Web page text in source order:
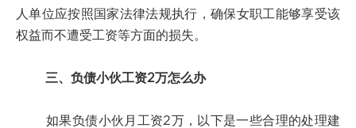
人单位应按照国家法律法规执行，确保女职工能够享受该
权益而不遭受工资等方面的损失。
三、负债小伙工资2万怎么办
如果负债小伙月工资2万，以下是一些合理的处理建